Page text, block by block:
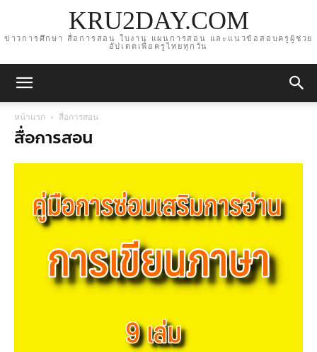
KRU2DAY.COM
ข่าวการศึกษา สื่อการสอน ใบงาน แผนการสอน และแนวข้อสอบครูผู้ช่วย
อัปเดตเพื่อครูไทยทุกวัน
หน้าแรก สื่อการสอน
สื่อการสอน